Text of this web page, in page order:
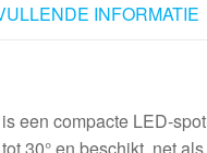
INFORMATIE
een compacte LED-